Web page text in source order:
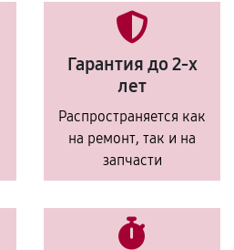
Гарантия до 2-х
лет
Распространяется как
на ремонт, так и на
запчасти